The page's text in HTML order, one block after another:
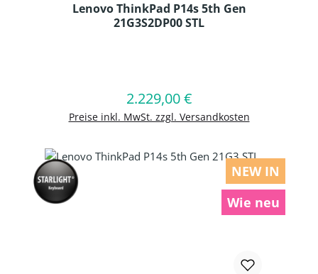
Lenovo ThinkPad P14s 5th Gen
21G3S2DP00 STL
Regulärer Preis:
2.229,00 €
Preise inkl. MwSt. zzgl. Versandkosten
In den Warenkorb
NEW IN
Wie neu